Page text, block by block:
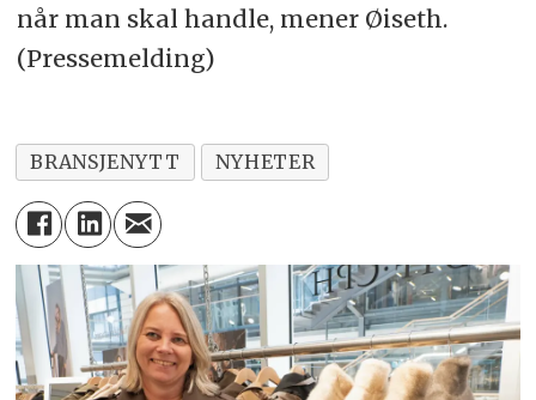
når man skal handle, mener Øiseth.
(Pressemelding)
BRANSJENYTT NYHETER